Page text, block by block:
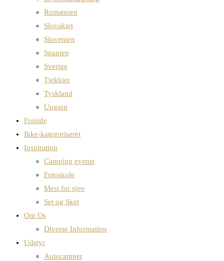
Rumænien
Slovakiet
Slovenien
Spanien
Sverige
Tjekkiet
Tyskland
Ungarn
Forside
Ikke-kategoriseret
Inspiration
Camping events
Fotoskole
Mest for sjov
Set og Sket
Om Os
Diverse Information
Udstyr
Autocamper